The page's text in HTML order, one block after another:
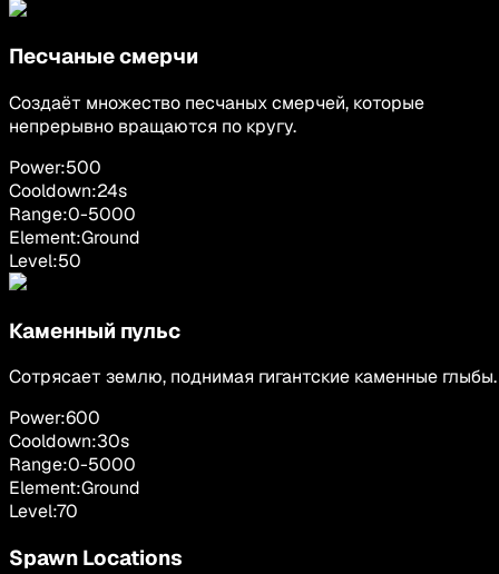
Песчаные смерчи
Создаёт множество песчаных смерчей, которые
непрерывно вращаются по кругу.
Power:500
Cooldown:24s
Range:0-5000
Element:Ground
Level:50
Каменный пульс
Сотрясает землю, поднимая гигантские каменные глыбы.
Power:600
Cooldown:30s
Range:0-5000
Element:Ground
Level:70
Spawn Locations